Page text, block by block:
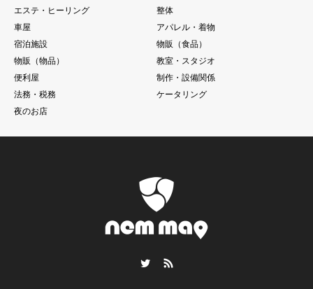
エステ・ヒーリング
整体
車屋
アパレル・着物
宿泊施設
物販（食品）
物販（物品）
教室・スタジオ
便利屋
制作・設備関係
法務・税務
ケータリング
夜のお店